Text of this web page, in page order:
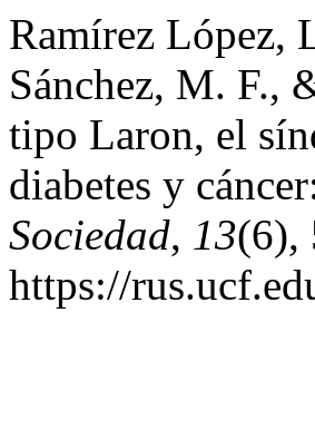
Ramírez López,
Sánchez, M. F.,
tipo Laron, el
diabetes y
Sociedad, 13(6),
https://